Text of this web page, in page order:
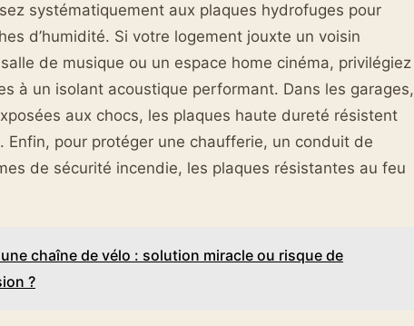
systématiquement aux plaques hydrofuges pour
d’humidité. Si votre logement jouxte un voisin
de musique ou un espace home cinéma, privilégiez
à un isolant acoustique performant. Dans les garages,
aux chocs, les plaques haute dureté résistent
Enfin, pour protéger une chaufferie, un conduit de
de sécurité incendie, les plaques résistantes au feu
chaîne de vélo : solution miracle ou risque de
?